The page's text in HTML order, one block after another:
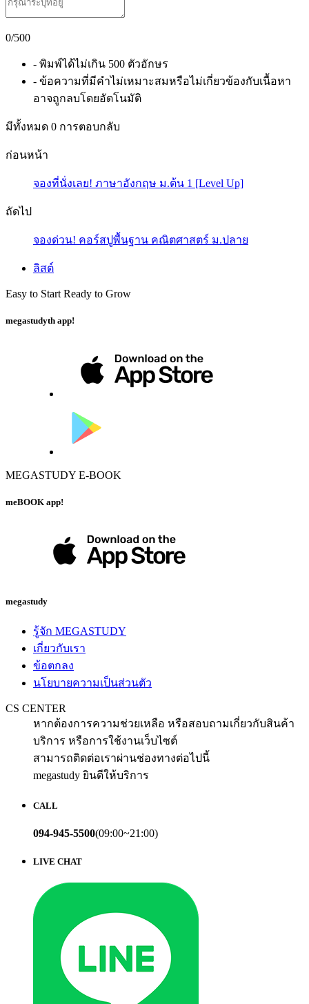
0/500
- พิมพ์ได้ไม่เกิน 500 ตัวอักษร
- ข้อความที่มีคำไม่เหมาะสมหรือไม่เกี่ยวข้องกับเนื้อหา
อาจถูกลบโดยอัตโนมัติ
มีทั้งหมด 0 การตอบกลับ
ก่อนหน้า
จองที่นั่งเลย! ภาษาอังกฤษ ม.ต้น 1 [Level Up]
ถัดไป
จองด่วน! คอร์สปูพื้นฐาน คณิตศาสตร์ ม.ปลาย
ลิสต์
Easy to Start Ready to Grow
megastudyth app!
MEGASTUDY E-BOOK
meBOOK app!
megastudy
รู้จัก MEGASTUDY
เกี่ยวกับเรา
ข้อตกลง
นโยบายความเป็นส่วนตัว
CS CENTER
หากต้องการความช่วยเหลือ หรือสอบถามเกี่ยวกับสินค้า
บริการ หรือการใช้งานเว็บไซต์
สามารถติดต่อเราผ่านช่องทางต่อไปนี้
megastudy ยินดีให้บริการ
CALL
094-945-5500(09:00~21:00)
LIVE CHAT